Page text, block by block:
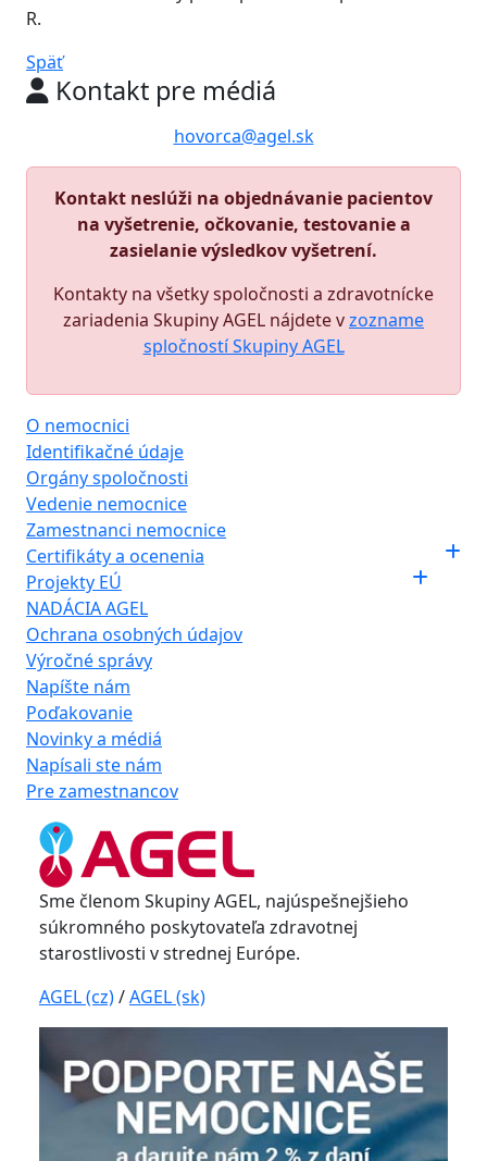
R.
Späť
Kontakt pre médiá
hovorca@agel.sk
Kontakt neslúži na objednávanie pacientov
na vyšetrenie, očkovanie, testovanie a
zasielanie výsledkov vyšetrení.
Kontakty na všetky spoločnosti a zdravotnícke
zariadenia Skupiny AGEL nájdete vzozname
spločností Skupiny AGEL
O nemocnici
Identifikačné údaje
Orgány spoločnosti
Vedenie nemocnice
Zamestnanci nemocnice
Certifikáty a ocenenia
Projekty EÚ
NADÁCIA AGEL
Ochrana osobných údajov
Výročné správy
Napíšte nám
Poďakovanie
Novinky a médiá
Napísali ste nám
Pre zamestnancov
Sme členom Skupiny AGEL, najúspešnejšieho
súkromného poskytovateľa zdravotnej
starostlivosti v strednej Európe.
AGEL (cz)/AGEL (sk)